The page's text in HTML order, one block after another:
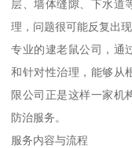
层、墙体缝隙、下水道
理，问题很可能反复出现
专业的逮老鼠公司，通
和针对性治理，能够从
限公司正是这样一家机
防治服务。
服务内容与流程